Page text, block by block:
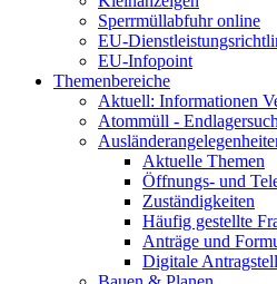
Sperrmüllabfuhr online
EU-
EU-Infopoint
Themenbereiche
Aktuell: Informationen
Atommüll -
Aktuelle Themen
Öffnungs- und
Zuständigkeiten
Häufig gestellte
Anträge und
Digitale